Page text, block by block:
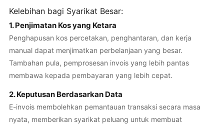
Kelebihan bagi Syarikat Besar:
1. Penjimatan Kos yang Ketara
Penghapusan kos percetakan, penghantaran, dan kerja
manual dapat menjimatkan perbelanjaan yang besar.
Tambahan pula, pemprosesan invois yang lebih pantas
membawa kepada pembayaran yang lebih cepat.
2. Keputusan Berdasarkan Data
E-invois membolehkan pemantauan transaksi secara masa
nyata, memberikan syarikat peluang untuk membuat